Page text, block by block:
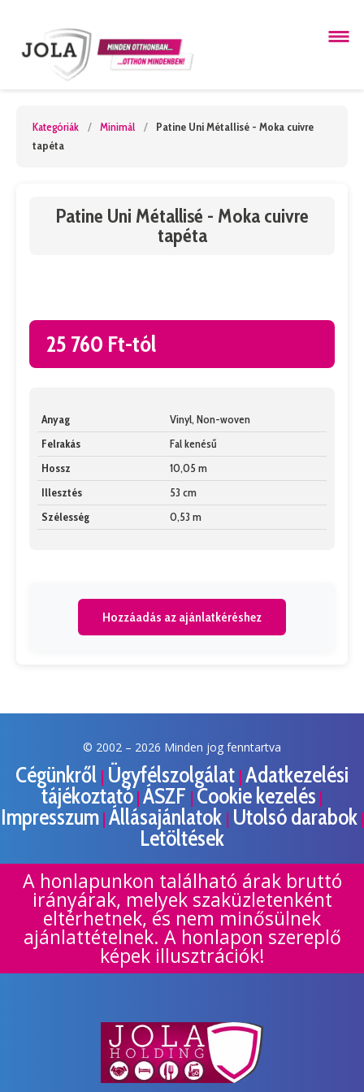
Kategóriák / Minimál /
Patine Uni Métallisé - Moka cuivre
tapéta
Patine Uni Métallisé - Moka cuivre
tapéta
25 760 Ft-tól
Anyag
Vinyl, Non-woven
Felrakás
Fal kenésű
Hossz
10,05 m
Illesztés
53 cm
Szélesség
0,53 m
Hozzáadás az ajánlatkéréshez
© 2002 – 2026 Minden jog fenntartva
Cégünkről | Ügyfélszolgálat | Adatkezelési
tájékoztató | ÁSZF | Cookie kezelés |
Impresszum| Állásajánlatok | Utolsó darabok|
Letöltések
A honlapunkon található árak bruttó
irányárak, melyek szaküzletenként
eltérhetnek, és nem minősülnek
ajánlattételnek. A honlapon szereplő
képek illusztrációk!